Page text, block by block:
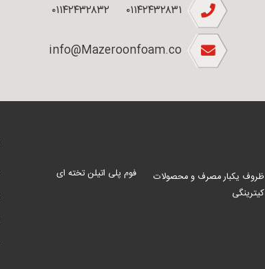
۰۱۱۴۲۴۳۲۸۳۱ ۰۱۱۴۲۴۳۲۸۳۲
info@Mazeroonfoam.co
ظروف یکبار مصرف و محصولات
کیترینگی
فوم پلی اتیلن تخته ای